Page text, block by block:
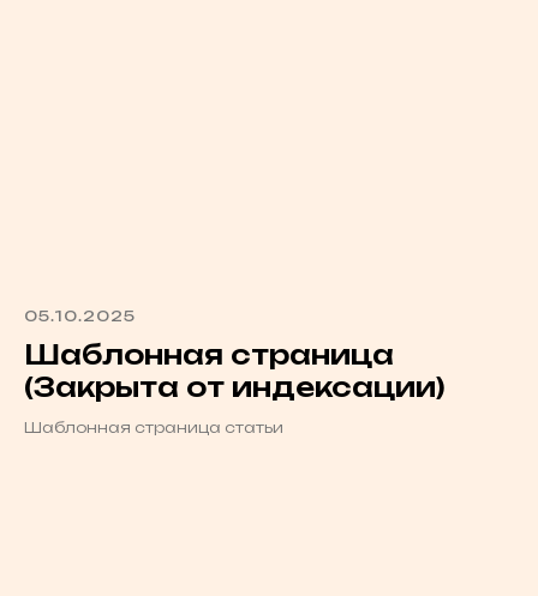
05.10.2025
Шаблонная страница
(Закрыта от индексации)
Шаблонная страница статьи